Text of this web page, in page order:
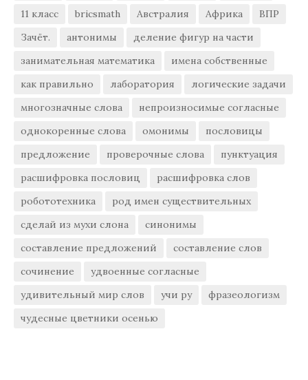
11 класс
bricsmath Австралия Африка
ВПР
Зачёт.
антонимы
деление фигур на части
занимательная математика
имена собственные
как правильно
лаборатория
логические задачи
многозначные слова
непроизносимые согласные
однокоренные слова
омонимы
пословицы
предложение
проверочные слова
пунктуация
расшифровка пословиц
расшифровка слов
робототехника
род имен существительных
сделай из мухи слона
синонимы
составление предложений
составление слов
сочинение
удвоенные согласные
удивительный мир слов
учи ру
фразеологизм
чудесные цветники осенью